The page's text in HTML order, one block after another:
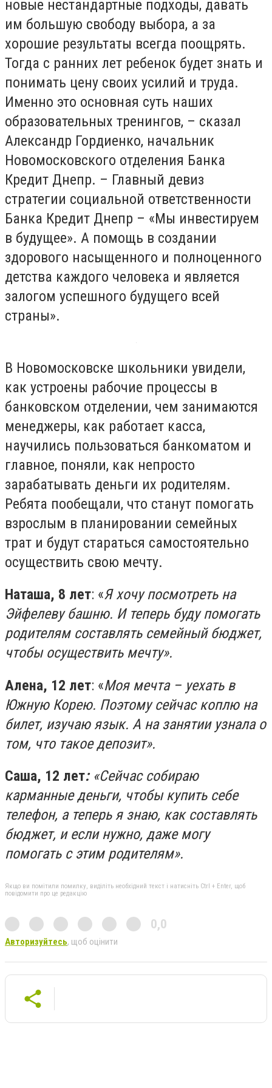
новые нестандартные подходы, давать
им большую свободу выбора, а за
хорошие результаты всегда поощрять.
Тогда с ранних лет ребенок будет знать и
понимать цену своих усилий и труда.
Именно это основная суть наших
образовательных тренингов, – сказал
Александр Гордиенко, начальник
Новомосковского отделения Банка
Кредит Днепр. – Главный девиз
стратегии социальной ответственности
Банка Кредит Днепр – «Мы инвестируем
в будущее». А помощь в создании
здорового насыщенного и полноценного
детства каждого человека и является
залогом успешного будущего всей
страны».
В Новомосковске школьники увидели,
как устроены рабочие процессы в
банковском отделении, чем занимаются
менеджеры, как работает касса,
научились пользоваться банкоматом и
главное, поняли, как непросто
зарабатывать деньги их родителям.
Ребята пообещали, что станут помогать
взрослым в планировании семейных
трат и будут стараться самостоятельно
осуществить свою мечту.
Наташа, 8 лет: «Я хочу посмотреть на
Эйфелеву башню. И теперь буду помогать
родителям составлять семейный бюджет,
чтобы осуществить мечту».
Алена, 12 лет: «Моя мечта – уехать в
Южную Корею. Поэтому сейчас коплю на
билет, изучаю язык. А на занятии узнала о
том, что такое депозит».
Саша, 12 лет: «Сейчас собираю
карманные деньги, чтобы купить себе
телефон, а теперь я знаю, как составлять
бюджет, и если нужно, даже могу
помогать с этим родителям».
Якщо ви помітили помилку, виділіть необхідний текст і натисніть Ctrl + Enter, щоб
повідомити про це редакцію
0,0
Авторизуйтесь, щоб оцінити